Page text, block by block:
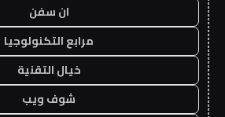
ان سفن
مرابع التكنولوجيا
خيال التقنية
شوف ويب